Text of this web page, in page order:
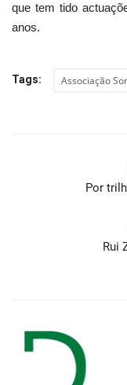
que tem tido
anos.
Tags: Associação
Por
Rui